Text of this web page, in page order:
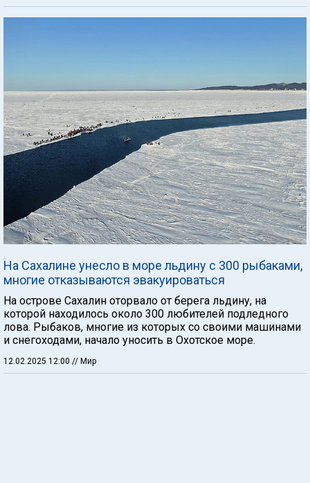
На Сахалине унесло в море льдину с 300 рыбаками,
многие отказываются эвакуироваться
На острове Сахалин оторвало от берега льдину, на
которой находилось около 300 любителей подледного
лова. Рыбаков, многие из которых со своими машинами
и снегоходами, начало уносить в Охотское море.
12.02.2025 12:00 // Мир